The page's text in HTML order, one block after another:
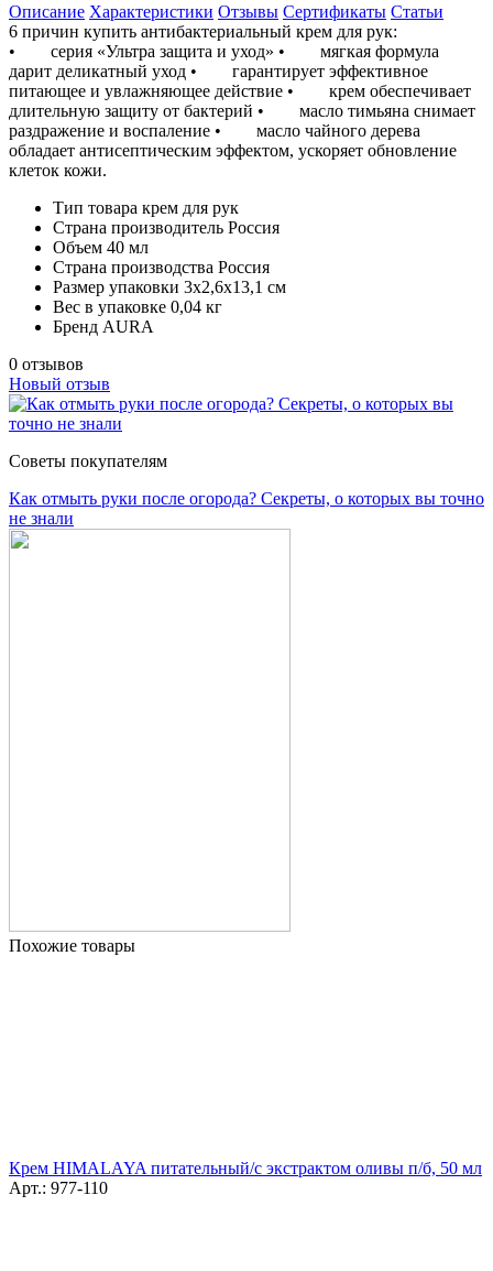
Описание Характеристики Отзывы Сертификаты Статьи
6 причин купить антибактериальный крем для рук:
• серия «Ультра защита и уход» • мягкая формула
дарит деликатный уход • гарантирует эффективное
питающее и увлажняющее действие • крем обеспечивает
длительную защиту от бактерий • масло тимьяна снимает
раздражение и воспаление • масло чайного дерева
обладает антисептическим эффектом, ускоряет обновление
клеток кожи.
Тип товара крем для рук
Страна производитель Россия
Объем 40 мл
Страна производства Россия
Размер упаковки 3x2,6x13,1 см
Вес в упаковке 0,04 кг
Бренд AURA
0 отзывов
Новый отзыв
Советы покупателям
Как отмыть руки после огорода? Секреты, о которых вы точно
не знали
Похожие товары
Крем HIMALAYA питательный/с экстрактом оливы п/б, 50 мл
Арт.: 977-110